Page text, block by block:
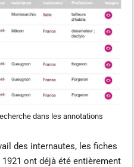
dans les annotations
des internautes, les fiches
ont déjà été entièrement